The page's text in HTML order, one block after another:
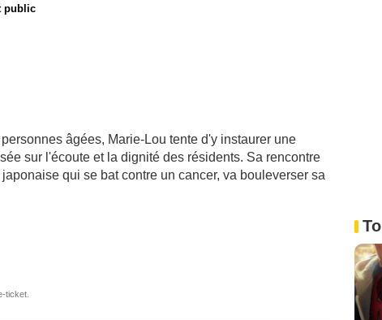
public
âgées, Marie-Lou tente d'y instaurer une
sur l'écoute et la dignité des résidents. Sa rencontre
qui se bat contre un cancer, va bouleverser sa
ticket.